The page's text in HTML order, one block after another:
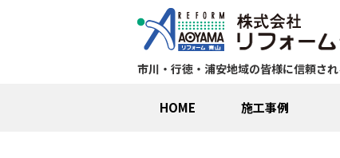
市川・行徳・浦安地域の皆様に信頼さ
HOME 施工事例